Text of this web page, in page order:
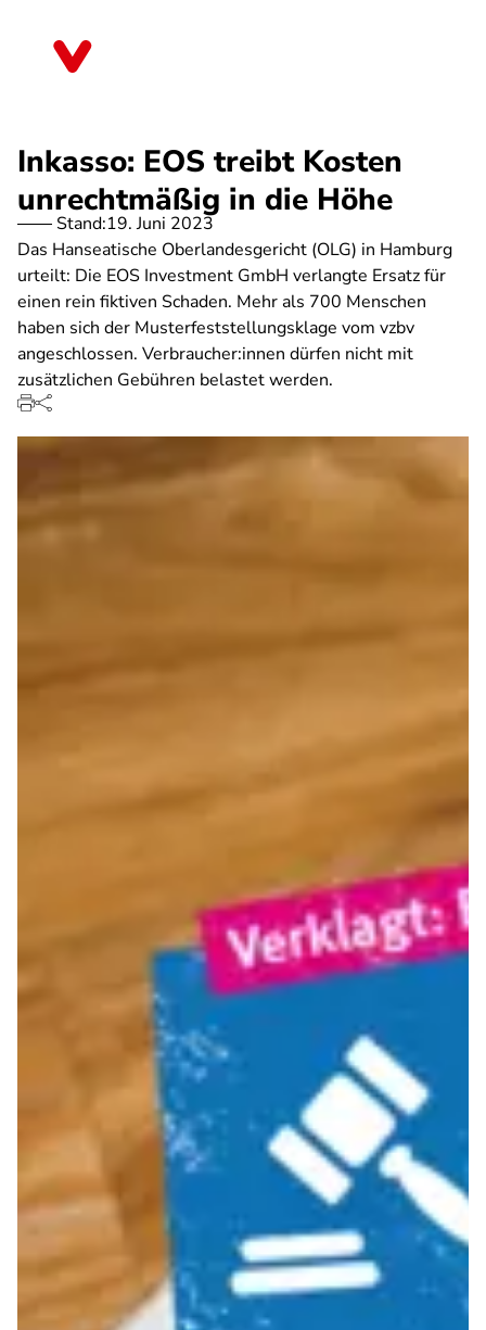
Inkasso: EOS treibt Kosten
unrechtmäßig in die Höhe
Stand:19. Juni 2023
Das Hanseatische Oberlandesgericht (OLG) in Hamburg
urteilt: Die EOS Investment GmbH verlangte Ersatz für
einen rein fiktiven Schaden. Mehr als 700 Menschen
haben sich der Musterfeststellungsklage vom vzbv
angeschlossen. Verbraucher:innen dürfen nicht mit
zusätzlichen Gebühren belastet werden.